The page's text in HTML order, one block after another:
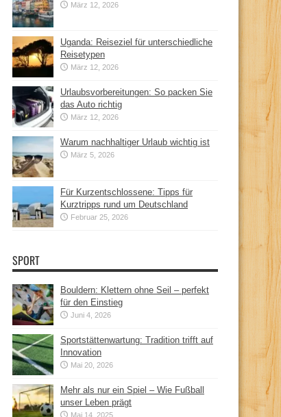
März 12, 2026
Uganda: Reiseziel für unterschiedliche
Reisetypen
März 12, 2026
Urlaubsvorbereitungen: So packen Sie
das Auto richtig
März 12, 2026
Warum nachhaltiger Urlaub wichtig ist
März 5, 2026
Für Kurzentschlossene: Tipps für
Kurztripps rund um Deutschland
Februar 25, 2026
SPORT
Bouldern: Klettern ohne Seil – perfekt
für den Einstieg
Juni 4, 2026
Sportstättenwartung: Tradition trifft auf
Innovation
Mai 20, 2026
Mehr als nur ein Spiel – Wie Fußball
unser Leben prägt
Mai 14, 2025